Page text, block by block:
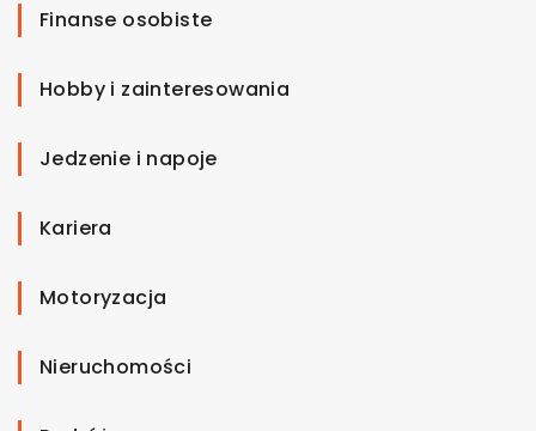
Finanse osobiste
Hobby i zainteresowania
Jedzenie i napoje
Kariera
Motoryzacja
Nieruchomości